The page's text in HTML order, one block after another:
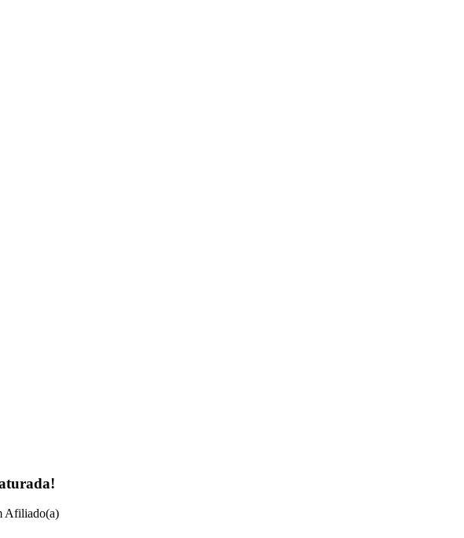
Afiliado(a)